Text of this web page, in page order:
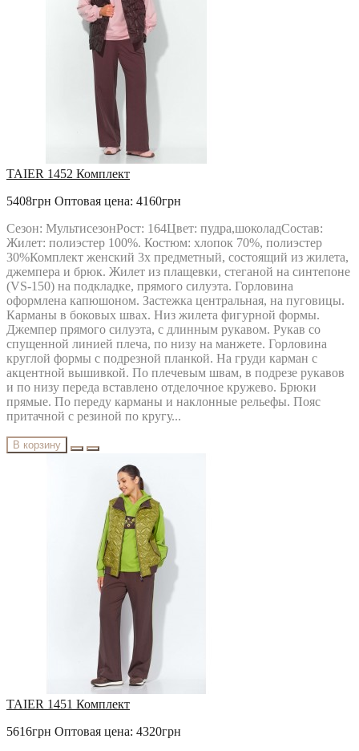
TAIER 1452 Комплект
5408грн Оптовая цена: 4160грн
Сезон: МультисезонРост: 164Цвет: пудра,шоколадСостав:
Жилет: полиэстер 100%. Костюм: хлопок 70%, полиэстер
30%Комплект женский 3х предметный, состоящий из жилета,
джемпера и брюк. Жилет из плащевки, стеганой на синтепоне
(VS-150) на подкладке, прямого силуэта. Горловина
оформлена капюшоном. Застежка центральная, на пуговицы.
Карманы в боковых швах. Низ жилета фигурной формы.
Джемпер прямого силуэта, с длинным рукавом. Рукав со
спущенной линией плеча, по низу на манжете. Горловина
круглой формы с подрезной планкой. На груди карман с
акцентной вышивкой. По плечевым швам, в подрезе рукавов
и по низу переда вставлено отделочное кружево. Брюки
прямые. По переду карманы и наклонные рельефы. Пояс
притачной с резиной по кругу...
В корзину
TAIER 1451 Комплект
5616грн Оптовая цена: 4320грн